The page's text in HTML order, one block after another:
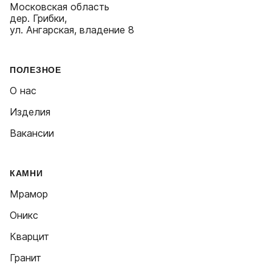
Московская область
дер. Грибки,
ул. Ангарская, владение 8
ПОЛЕЗНОЕ
О нас
Изделия
Вакансии
КАМНИ
Мрамор
Оникс
Кварцит
Гранит